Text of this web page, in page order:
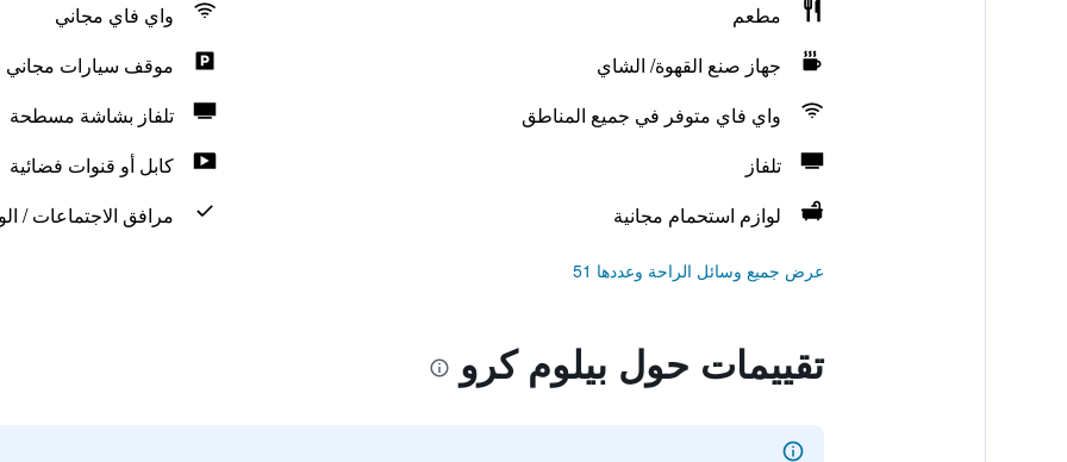
مطعم
واي فاي مجاني
جهاز صنع القهوة/ الشاي
موقف سيارات مجاني
واي فاي متوفر في جميع المناطق
تلفاز بشاشة مسطحة
تلفاز
كابل أو قنوات فضائية
لوازم استحمام مجانية
مرافق الاجتماعات /
عرض جميع وسائل الراحة وعددها 51
تقييمات حول بيلوم كرو